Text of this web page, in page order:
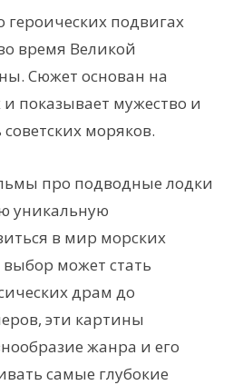
героических подвигах
время Великой
Сюжет основан на
показывает мужество и
моряков.
про подводные лодки
уникальную
в мир морских
может стать
драм до
эти картины
жанра и его
самые глубокие